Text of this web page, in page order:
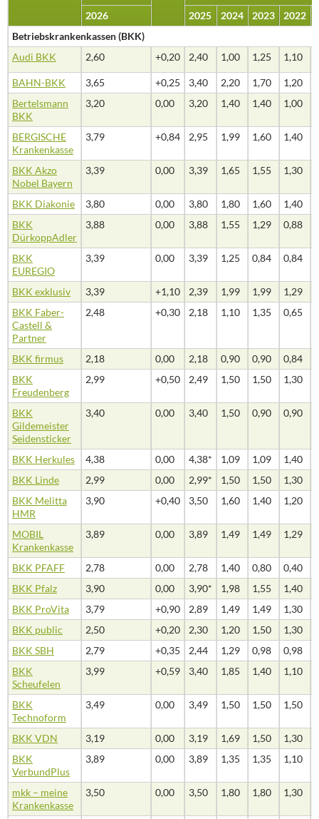
2026
2025 2024 2023 2022
Betriebskrankenkassen (BKK)
Audi BKK
2,60 +0,20 2,40 1,00 1,25 1,10
BAHN-BKK 3,65 +0,25 3,40 2,20 1,70 1,20
Bertelsmann
BKK
3,20 0,00 3,20 1,40 1,40 1,00
BERGISCHE
Krankenkasse
3,79 +0,84 2,95 1,99 1,60 1,40
BKK Akzo
Nobel Bayern
3,39 0,00 3,39 1,65 1,55 1,30
BKK Diakonie 3,80 0,00 3,80 1,80 1,60 1,40
BKK
DürkoppAdler
3,88 0,00 3,88 1,55 1,29 0,88
BKK
EUREGIO
3,39 0,00 3,39 1,25 0,84 0,84
BKK exklusiv 3,39 +1,10 2,39 1,99 1,99 1,29
BKK Faber-
Castell &
Partner
2,48 +0,30 2,18 1,10 1,35 0,65
BKK firmus 2,18 0,00 2,18 0,90 0,90 0,84
BKK
Freudenberg
2,99 +0,50 2,49 1,50 1,50 1,30
BKK
Gildemeister
Seidensticker
3,40 0,00 3,40 1,50 0,90 0,90
BKK Herkules 4,38 0,00 4,38* 1,09 1,09 1,40
BKK Linde
2,99 0,00 2,99* 1,50 1,50 1,30
BKK Melitta
HMR
3,90 +0,40 3,50 1,60 1,40 1,20
MOBIL
Krankenkasse
3,89 0,00 3,89 1,49 1,49 1,29
BKK PFAFF 2,78 0,00 2,78 1,40 0,80 0,40
BKK Pfalz
3,90 0,00 3,90* 1,98 1,55 1,40
BKK ProVita
3,79 +0,90 2,89 1,49 1,49 1,30
BKK public
2,50 +0,20 2,30 1,20 1,50 1,30
BKK SBH
2,79 +0,35 2,44 1,29 0,98 0,98
BKK
Scheufelen
3,99 +0,59 3,40 1,85 1,40 1,10
BKK
Technoform
3,49 0,00 3,49 1,50 1,50 1,50
BKK VDN 3,19 0,00 3,19 1,69 1,50 1,30
BKK
VerbundPlus
3,89 0,00 3,89 1,35 1,35 1,10
mkk – meine
Krankenkasse
3,50 0,00 3,50 1,80 1,80 1,30